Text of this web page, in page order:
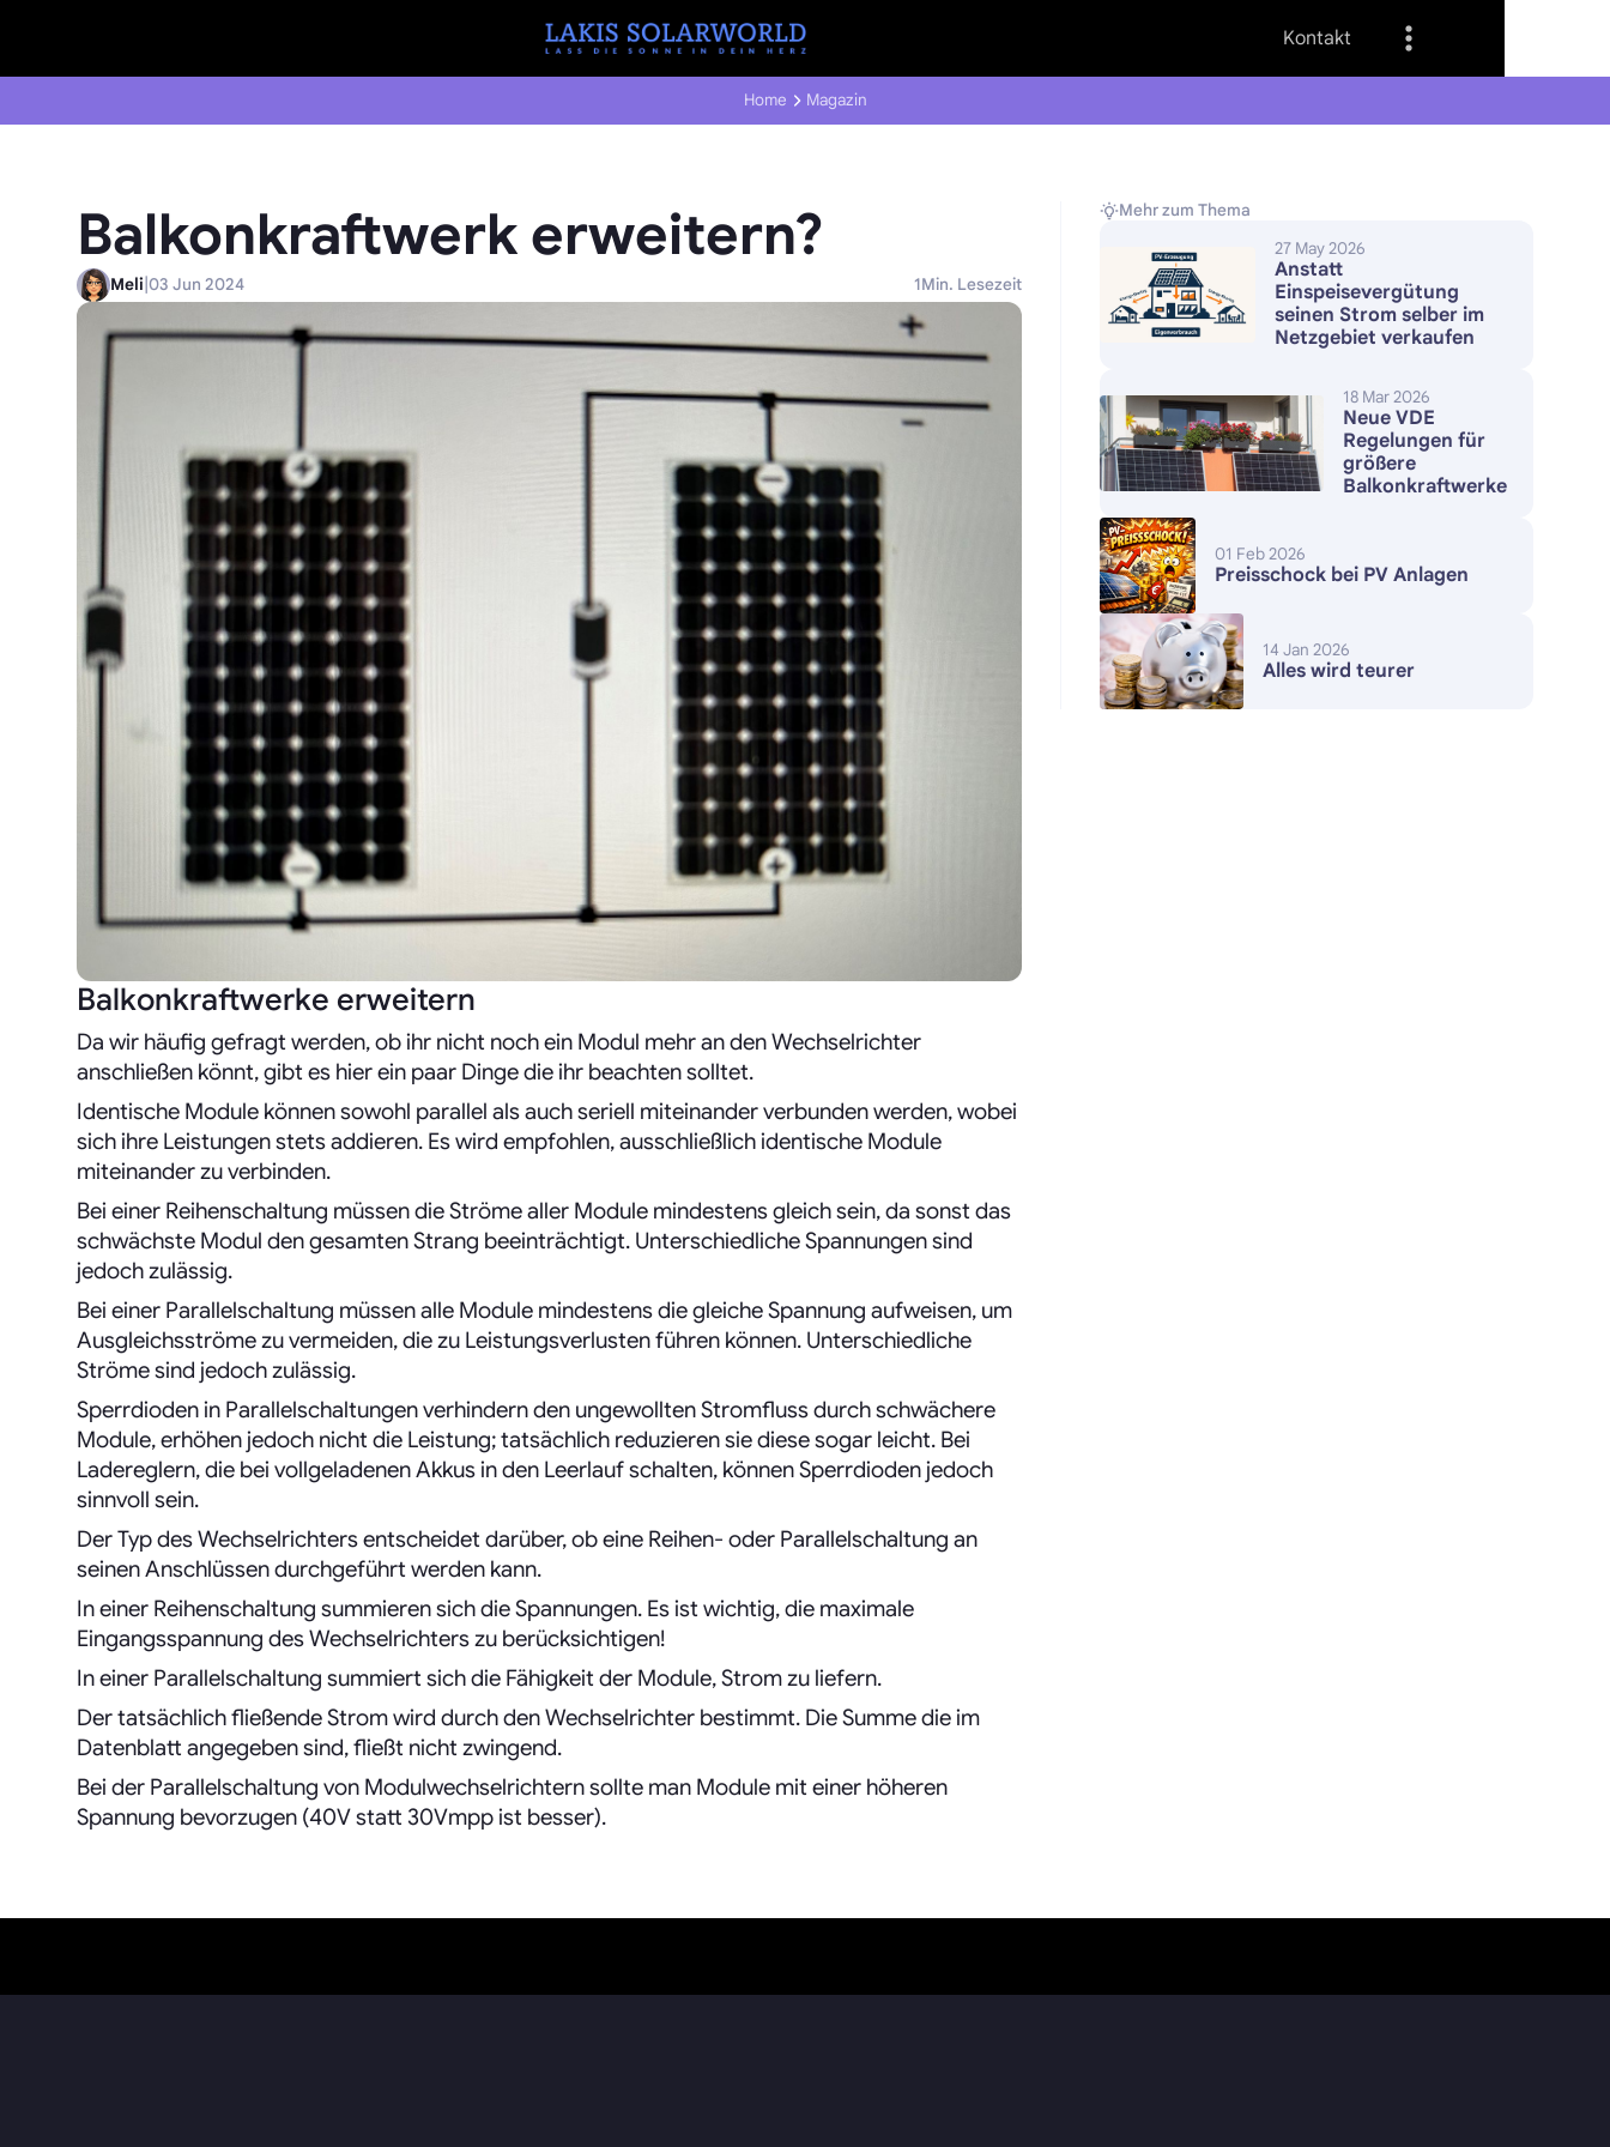
Kontakt
Home Magazin
Balkonkraftwerk erweitern?
Meli|03 Jun 2024 1Min. Lesezeit
Balkonkraftwerke erweitern
Da wir häufig gefragt werden, ob ihr nicht noch ein Modul mehr an den Wechselrichter
anschließen könnt, gibt es hier ein paar Dinge die ihr beachten solltet.
Identische Module können sowohl parallel als auch seriell miteinander verbunden werden, wobei
sich ihre Leistungen stets addieren. Es wird empfohlen, ausschließlich identische Module
miteinander zu verbinden.
Bei einer Reihenschaltung müssen die Ströme aller Module mindestens gleich sein, da sonst das
schwächste Modul den gesamten Strang beeinträchtigt. Unterschiedliche Spannungen sind
jedoch zulässig.
Bei einer Parallelschaltung müssen alle Module mindestens die gleiche Spannung aufweisen, um
Ausgleichsströme zu vermeiden, die zu Leistungsverlusten führen können. Unterschiedliche
Ströme sind jedoch zulässig.
Sperrdioden in Parallelschaltungen verhindern den ungewollten Stromfluss durch schwächere
Module, erhöhen jedoch nicht die Leistung; tatsächlich reduzieren sie diese sogar leicht. Bei
Ladereglern, die bei vollgeladenen Akkus in den Leerlauf schalten, können Sperrdioden jedoch
sinnvoll sein.
Der Typ des Wechselrichters entscheidet darüber, ob eine Reihen- oder Parallelschaltung an
seinen Anschlüssen durchgeführt werden kann.
In einer Reihenschaltung summieren sich die Spannungen. Es ist wichtig, die maximale
Eingangsspannung des Wechselrichters zu berücksichtigen!
In einer Parallelschaltung summiert sich die Fähigkeit der Module, Strom zu liefern.
Der tatsächlich fließende Strom wird durch den Wechselrichter bestimmt. Die Summe die im
Datenblatt angegeben sind, fließt nicht zwingend.
Bei der Parallelschaltung von Modulwechselrichtern sollte man Module mit einer höheren
Spannung bevorzugen (40V statt 30Vmpp ist besser).
Mehr zum Thema
27 May 2026
Anstatt
Einspeisevergütung
seinen Strom selber im
Netzgebiet verkaufen
18 Mar 2026
Neue VDE
Regelungen für
größere
Balkonkraftwerke
01 Feb 2026
Preisschock bei PV Anlagen
14 Jan 2026
Alles wird teurer